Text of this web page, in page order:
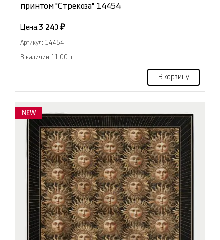
принтом "Стрекоза" 14454
Цена:3 240 ₽
Артикул: 14454
В наличии 11.00 шт
В корзину
NEW